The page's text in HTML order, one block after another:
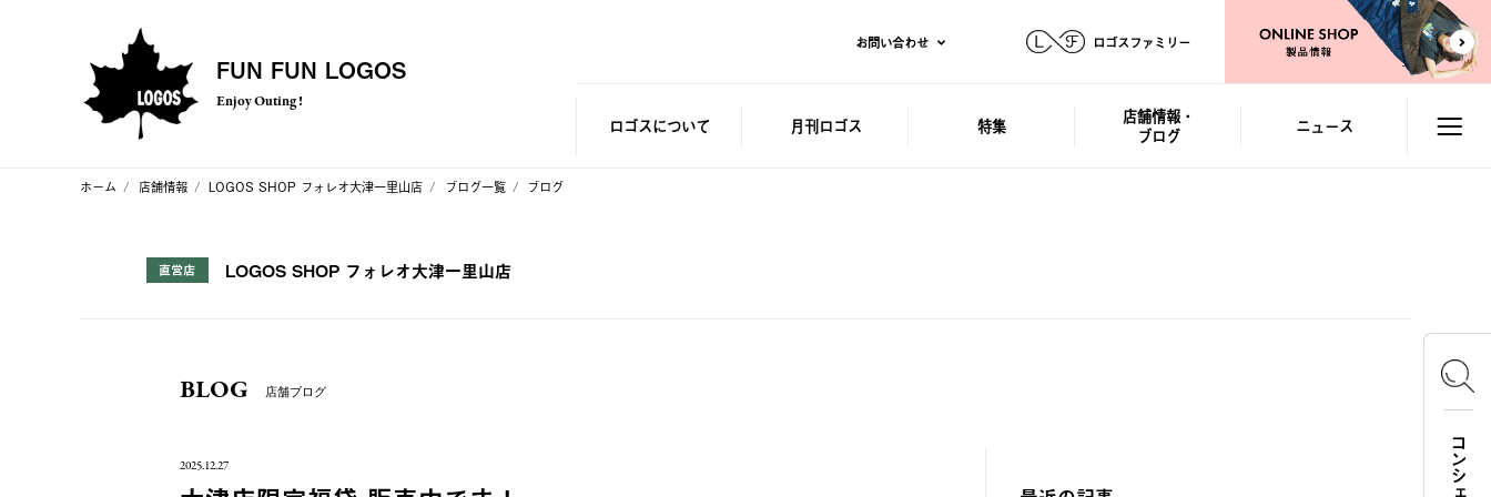
FUN FUN LOGOS
Enjoy Outing !
お問い合わせ ロゴスファミリー
ロゴスについて 月刊ロゴス 特集
店舗情報・
ブログ
ニュース
ホーム 店舗情報 LOGOS SHOP フォレオ大津一里山店 ブログ一覧 ブログ
直営店 LOGOS SHOP フォレオ大津一里山店
BLOG 店舗ブログ
2025.12.27